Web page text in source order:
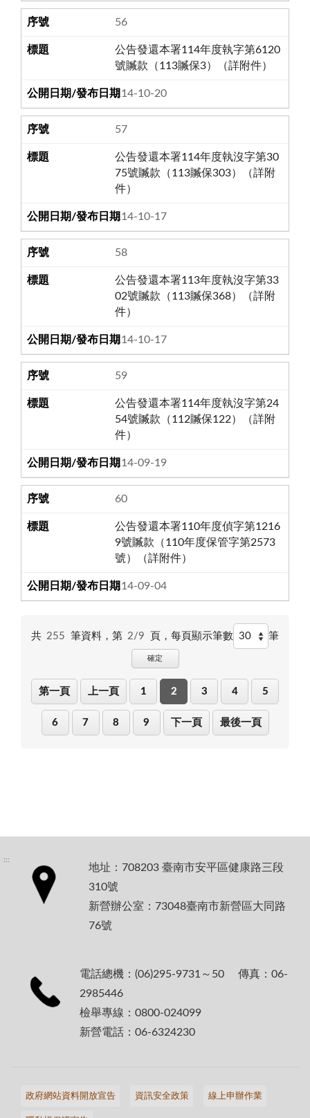
56
公告發還本署114年度執字第6120
號贓款（113贓保3）（詳附件）
114-10-20
57
公告發還本署114年度執沒字第30
75號贓款（113贓保303）（詳附
件）
114-10-17
58
公告發還本署113年度執沒字第33
02號贓款（113贓保368）（詳附
件）
114-10-17
59
公告發還本署114年度執沒字第24
54號贓款（112贓保122）（詳附
件）
114-09-19
60
公告發還本署110年度偵字第1216
9號贓款（110年度保管字第2573
號）（詳附件）
114-09-04
共 255 筆資料，第 2/9 頁， 每頁顯示筆數 筆
確定
第一頁 上一頁 1 2 3 4 5
6 7 8 9 下一頁 最後一頁
:::
地址：708203 臺南市安平區健康路三段
310號
新營辦公室：73048臺南市新營區大同路
76號
電話總機：(06)295-9731～50 傳真：06-
2985446
檢舉專線：0800-024099
新營電話：06-6324230
政府網站資料開放宣告 資訊安全政策 線上申辦作業